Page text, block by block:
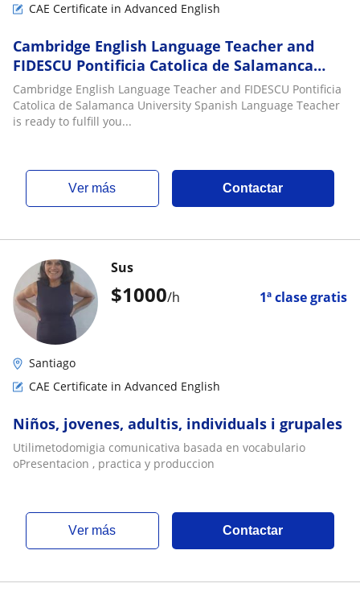
CAE Certificate in Advanced English
Cambridge English Language Teacher and
FIDESCU Pontificia Catolica de Salamanca
University Spanish Language Teacher is ready
to fu
Cambridge English Language Teacher and FIDESCU Pontificia
Catolica de Salamanca University Spanish Language Teacher
is ready to fulfill you...
ver más Contactar
$1000/h 1ª clase gratis
Sus
Santiago
CAE Certificate in Advanced English
Niños, jovenes, adultis, individuals i grupales
Utilimetodomigia comunicativa basada en vocabulario
oPresentacion , practica y produccion
ver más Contactar